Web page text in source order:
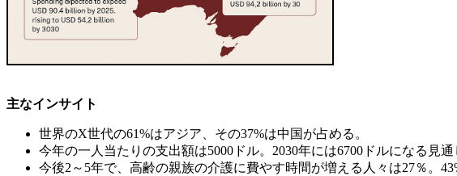
主なインサイト
世界のX世代の61%はアジア、その37%は中国が占める。
今年の一人当たりの支出額は5000ドル。2030年には6700ドルになる見通
今後2～5年で、高齢の親族の介護に費やす時間が増える人々は27％。